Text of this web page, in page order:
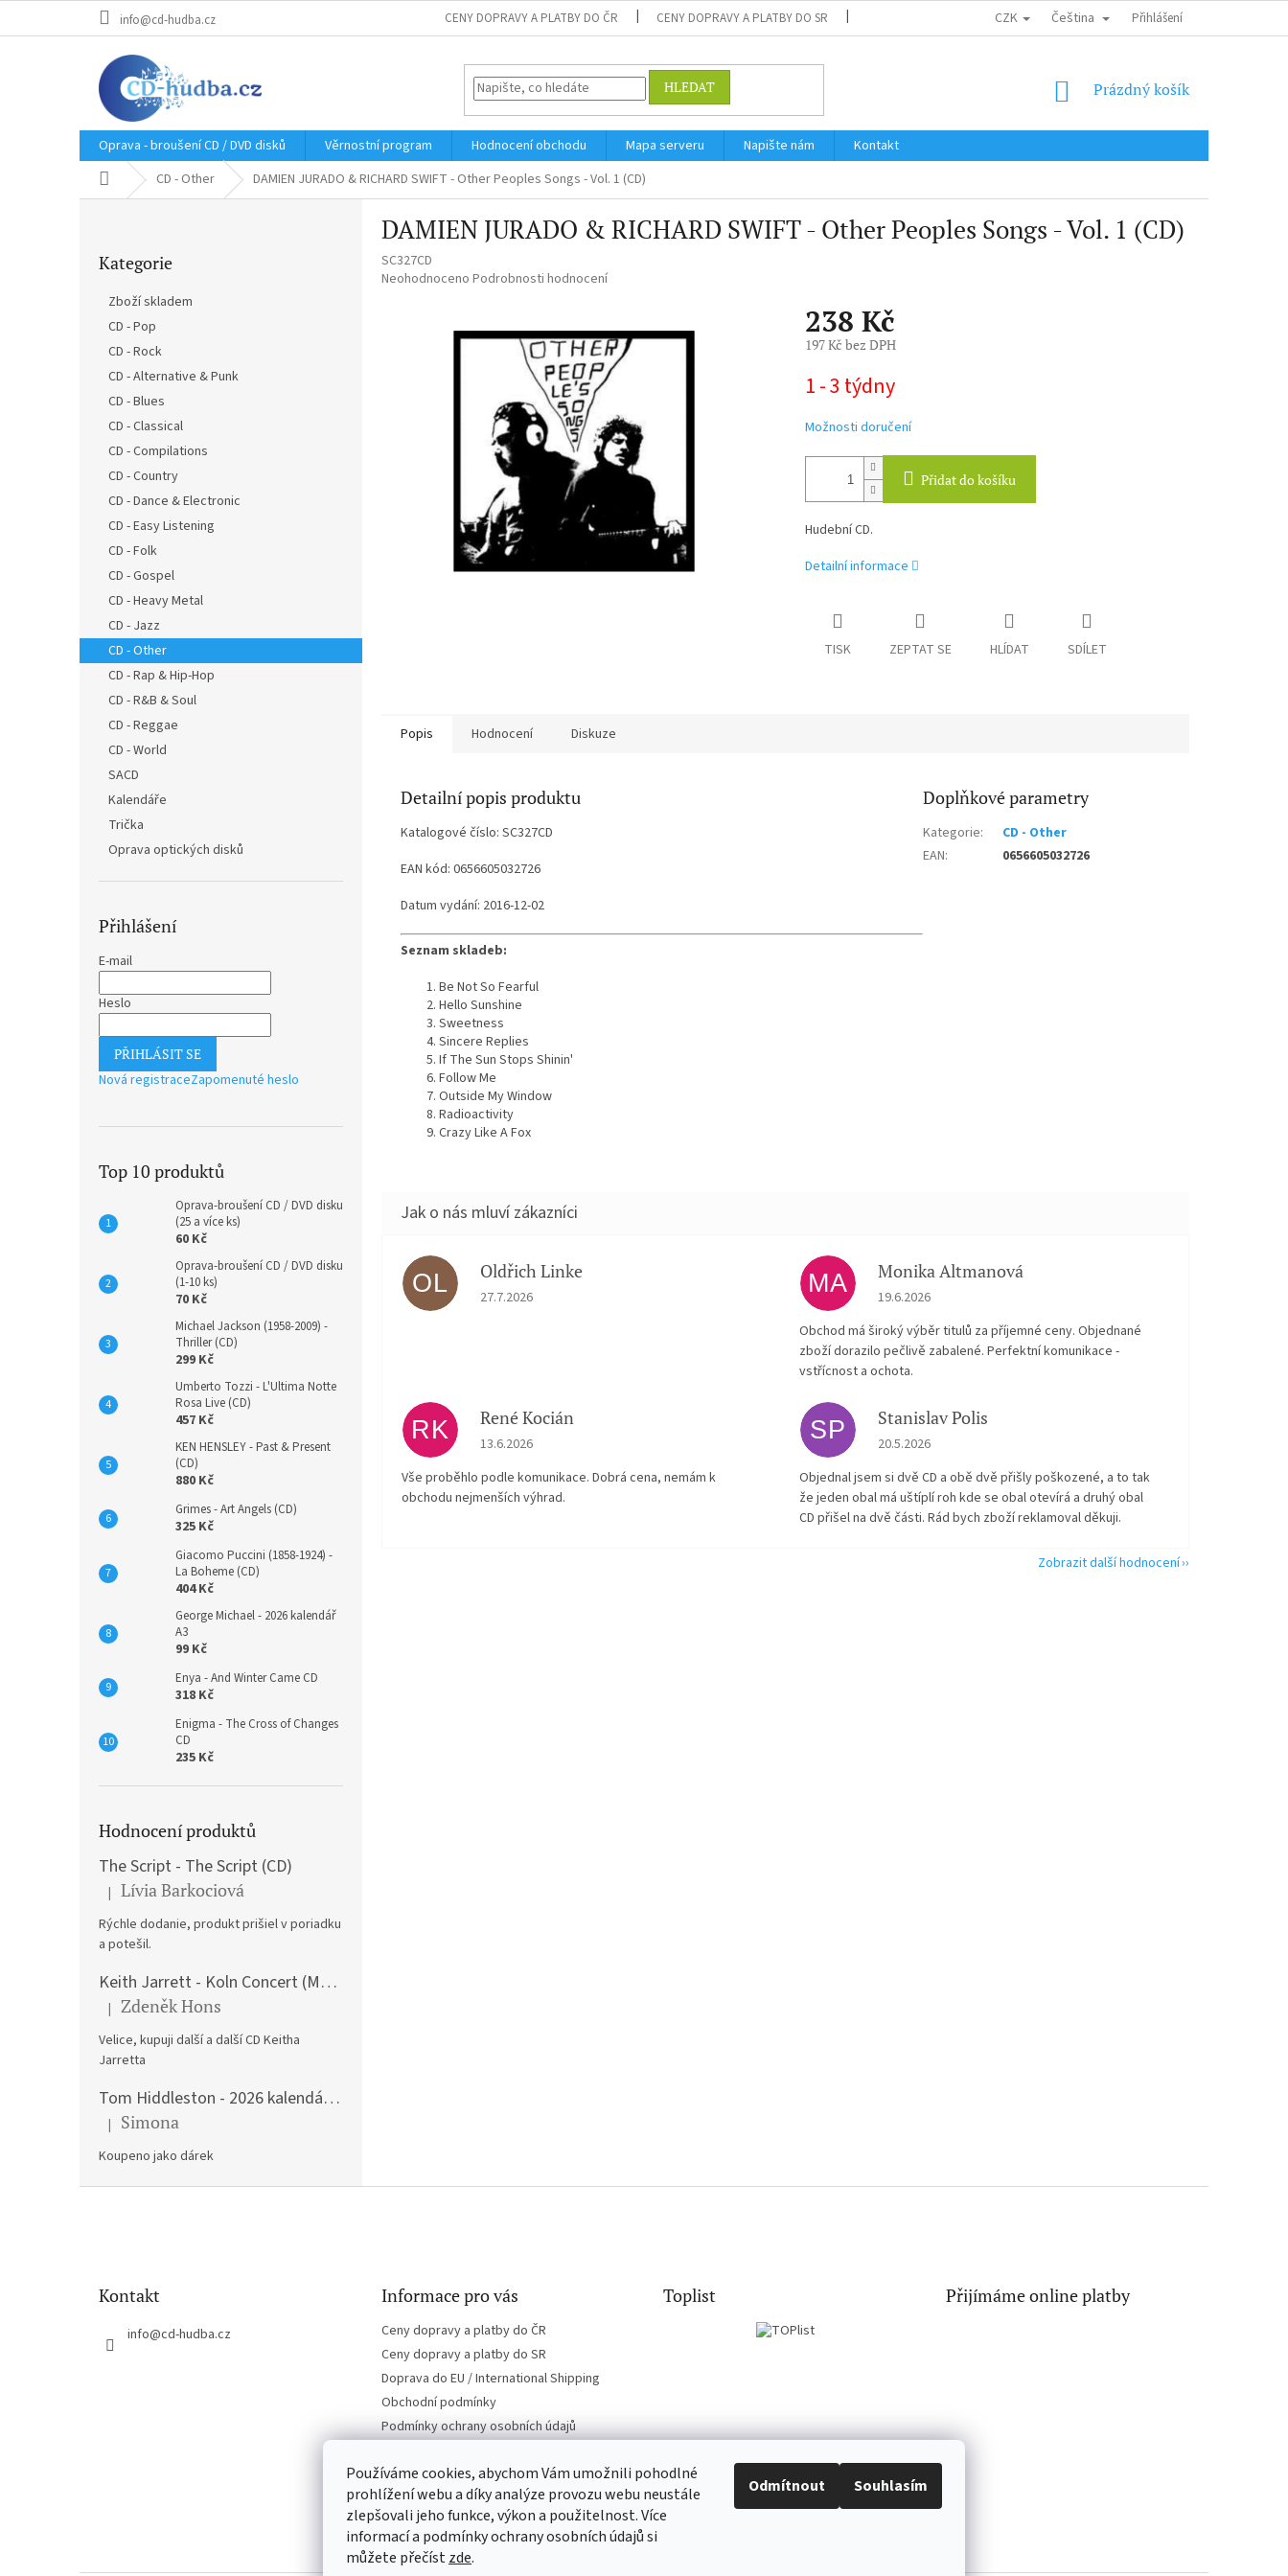
Používáme cookies, abychom Vám umožnili pohodlné
prohlížení webu a díky analýze provozu webu neustále
zlepšovali jeho funkce, výkon a použitelnost. Více
informací a podmínky ochrany osobních údajů si
můžete přečístzde.
Odmítnout Souhlasím
info@cd-hudba.cz CENY DOPRAVY A PLATBY DO ČR CENY DOPRAVY A PLATBY DO SR DOPRAVA DO EU / INTERNATIONAL SHIPPING OBCHODNÍ PODMÍNKY
CZK Čeština Přihlášení
HLEDAT
NÁKUPNÍ
Prázdný košík
Oprava - broušení CD / DVD disků Věrnostní program Hodnocení obchodu Mapa serveru Napište nám
Kontakt
Domů CD - Other DAMIEN JURADO & RICHARD SWIFT - Other Peoples Songs - Vol. 1 (CD)
kategorie
Kategorie
Zboží skladem
CD - Pop
CD - Rock
CD - Alternative & Punk
CD - Blues
CD - Classical
CD - Compilations
CD - Country
CD - Dance & Electronic
CD - Easy Listening
CD - Folk
CD - Gospel
CD - Heavy Metal
CD - Jazz
CD - Other
CD - Rap & Hip-Hop
CD - R&B & Soul
CD - Reggae
CD - World
SACD
Kalendáře
Trička
Oprava optických disků
Přihlášení
E-mail
Heslo
PŘIHLÁSIT SE
Nová registraceZapomenuté heslo
Top 10 produktů
Oprava-broušení CD / DVD disku
(25 a více ks)
60 Kč
Oprava-broušení CD / DVD disku
(1-10 ks)
70 Kč
Michael Jackson (1958-2009) -
Thriller (CD)
299 Kč
Umberto Tozzi - L'Ultima Notte
Rosa Live (CD)
457 Kč
KEN HENSLEY - Past & Present
(CD)
880 Kč
Grimes - Art Angels (CD)
325 Kč
Giacomo Puccini (1858-1924) -
La Boheme (CD)
404 Kč
George Michael - 2026 kalendář
A3
99 Kč
Enya - And Winter Came CD
318 Kč
Enigma - The Cross of Changes
CD
235 Kč
Hodnocení produktů
The Script - The Script (CD)
Hodnocení produktu je 5 z 5 hvězdiček.
| Lívia Barkociová
Rýchle dodanie, produkt prišiel v poriadku
a potešil.
Keith Jarrett - Koln Concert (Music CD)
Hodnocení produktu je 5 z 5 hvězdiček.
| Zdeněk Hons
Velice, kupuji další a další CD Keitha
Jarretta
Tom Hiddleston - 2026 kalendář A3
Hodnocení produktu je 5 z 5 hvězdiček.
| Simona
Koupeno jako dárek
DAMIEN JURADO & RICHARD SWIFT - Other Peoples Songs - Vol. 1 (CD)
SC327CD
Průměrné
Neohodnoceno Podrobnosti hodnocení
238 Kč
197 Kč bez DPH
cena:
1 - 3 týdny
Možnosti doručení
Přidat do košíku
Hudební CD.
Detailní informace
TISK ZEPTAT SE HLÍDAT SDÍLET
Popis Hodnocení Diskuze
Detailní popis produktu
Katalogové číslo: SC327CD
EAN kód: 0656605032726
Datum vydání: 2016-12-02
Seznam skladeb:
Be Not So Fearful
Hello Sunshine
Sweetness
Sincere Replies
If The Sun Stops Shinin'
Follow Me
Outside My Window
Radioactivity
Crazy Like A Fox
Doplňkové parametry
Kategorie:
CD - Other
EAN: 0656605032726
OL Oldřich Linke
Hodnocení obchodu je 5 z 5 hvězdiček.
27.7.2026 MA Monika Altmanová
Hodnocení obchodu je 5 z 5 hvězdiček.
19.6.2026
Obchod má široký výběr titulů za příjemné ceny. Objednané
zboží dorazilo pečlivě zabalené. Perfektní komunikace -
vstřícnost a ochota.
RK René Kocián
Hodnocení obchodu je 5 z 5 hvězdiček.
13.6.2026
Vše proběhlo podle komunikace. Dobrá cena, nemám k
obchodu nejmenších výhrad.
SP Stanislav Polis
Hodnocení obchodu je 2 z 5 hvězdiček.
20.5.2026
Objednal jsem si dvě CD a obě dvě přišly poškozené, a to tak
že jeden obal má uštíplí roh kde se obal otevírá a druhý obal
CD přišel na dvě části. Rád bych zboží reklamoval děkuji.
Zobrazit další hodnocení
Kontakt
info@cd-hudba.cz
Informace pro vás
Ceny dopravy a platby do ČR
Ceny dopravy a platby do SR
Doprava do EU / International Shipping
Obchodní podmínky
Podmínky ochrany osobních údajů
Toplist Přijímáme online platby
EN-filmy.cz CD-Soundtrack.cz